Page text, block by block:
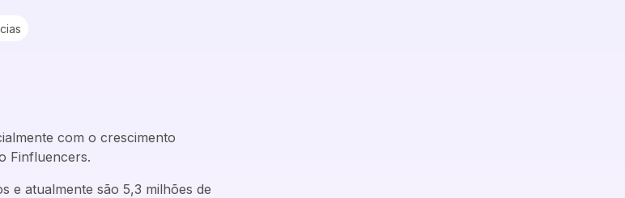
com o crescimento
Finfluencers.
e atualmente são 5,3 milhões de